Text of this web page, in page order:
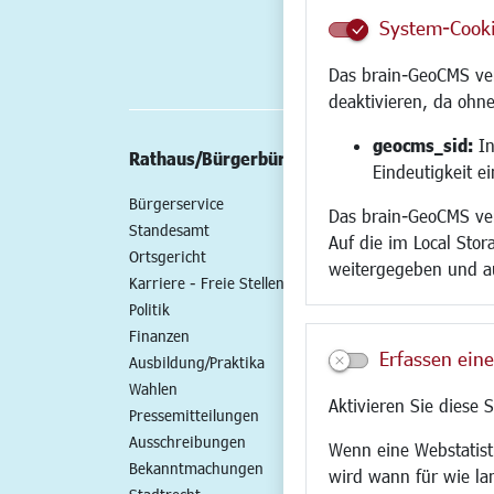
System-
Das brain-GeoCMS
deaktivieren, da
geocms_sid:
Eindeutigkeit
Das brain-GeoCMS
Auf die im Local
weitergegeben und
Erfassen
Aktivieren Sie diese
Wenn eine
wird wann für wie
Rathaus/Bürgerbüro
Bürgerservice
Standesamt
Ortsgericht
Karriere - Freie Stellen
Politik
Finanzen
Ausbildung/Praktika
Wahlen
Pressemitteilungen
Ausschreibungen
Bekanntmachungen
Wirtschaft/
Gewerbeflächen
Handel und
Fairer Handel
Netzwerke
Glasfaserausbau
Newsletter